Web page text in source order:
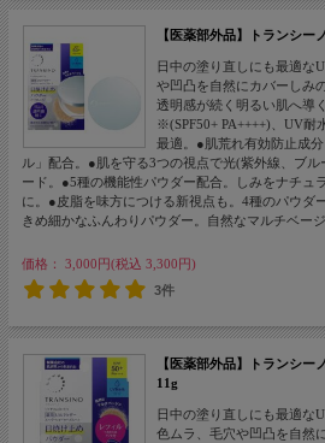
【医薬部外品】トランシー
日中の塗り直しにも最適な
や凹凸を自然にカバーしみ
透明感が続く明るい肌へ導
※(SPF50+ PA++++)、UV
最適。●肌荒れ有効防止成
ル」配合。●肌を守る3つの視点で光(紫外線、ブ
ード。●5種の機能性パウダー配合。しみをナチュ
に。●皮脂を味方につける新視点も。4種のパウダ
きめ細かなふんわりパウダー。自然なマルチベージ
価格： 3,000円(税込 3,300円)
3件
【医薬部外品】トランシ
11g
日中の塗り直しにも最適な
色ムラ、毛穴や凹凸を自然